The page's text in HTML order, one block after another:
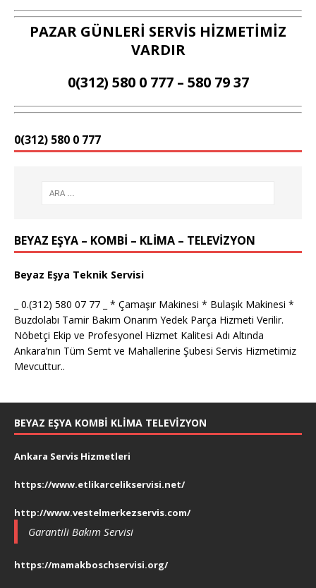
PAZAR GÜNLERİ SERVİS HİZMETİMİZ
VARDIR
0(312) 580 0 777 – 580 79 37
0(312) 580 0 777
BEYAZ EŞYA – KOMBİ – KLİMA – TELEVİZYON
Beyaz Eşya Teknik Servisi
_ 0.(312) 580 07 77 _ * Çamaşır Makinesi * Bulaşık Makinesi *
Buzdolabı Tamir Bakım Onarım Yedek Parça Hizmeti Verilir.
Nöbetçi Ekip ve Profesyonel Hizmet Kalitesi Adı Altında
Ankara’nın Tüm Semt ve Mahallerine Şubesi Servis Hizmetimiz
Mevcuttur..
BEYAZ EŞYA KOMBI KLIMA TELEVIZYON
Ankara Servis Hizmetleri
https://www.etlikarcelikservisi.net/
http://www.vestelmerkezservis.com/
Garantili Bakım Servisi
https://mamakboschservisi.org/